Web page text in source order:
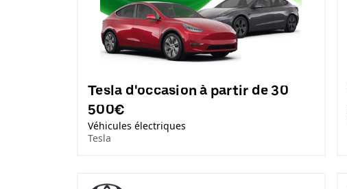
Tesla d'occasion à partir de 30
500€
Véhicules électriques
Tesla